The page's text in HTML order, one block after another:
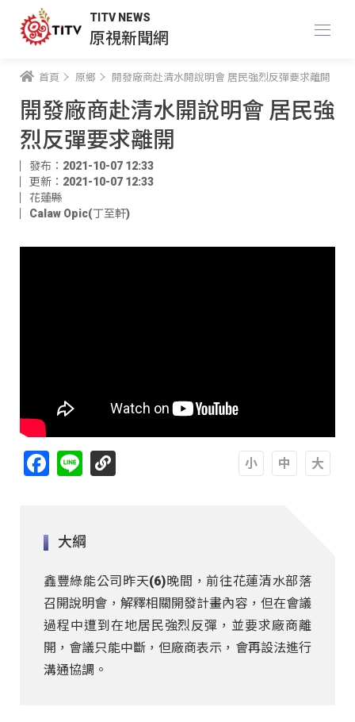
TITV NEWS
原視新聞網
首頁 原鄉 開發廠商赴清水開說明會 居民強烈反彈要求離開
開發廠商赴清水開說明會 居民強
烈反彈要求離開
發布：2021-10-07 12:33
更新：2021-10-07 12:33
花蓮縣
Calaw Opic(丁至軒)
Facebook
Line
大綱
鑫豐綠能公司昨天(6)晚間，前往花蓮清水部落
召開說明會，解釋相關開發計畫內容，但在會議
過程中遭到在地居民強烈反彈，並要求廠商離
開，會議只能中斷，但廠商表示，會再設法進行
溝通協調。